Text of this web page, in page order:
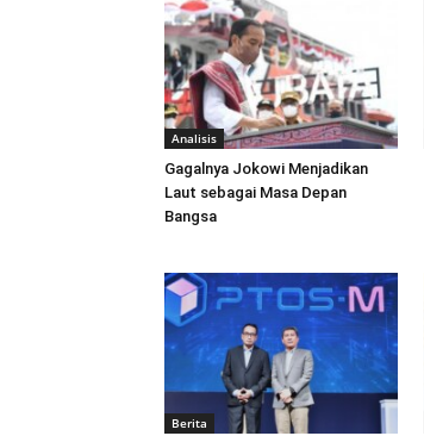
Analisis
Gagalnya Jokowi Menjadikan
Laut sebagai Masa Depan
Bangsa
Berita